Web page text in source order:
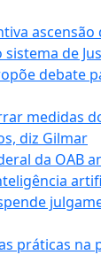
ascensão
de
debate
medidas
diz Gilmar
da OAB
práticas na